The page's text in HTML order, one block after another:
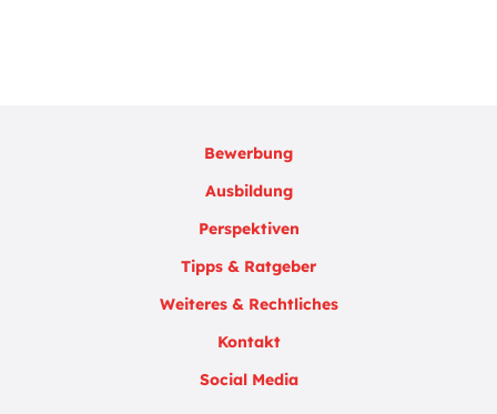
Bewerbung
Ausbildung
Perspektiven
Tipps & Ratgeber
Weiteres & Rechtliches
Kontakt
Social Media